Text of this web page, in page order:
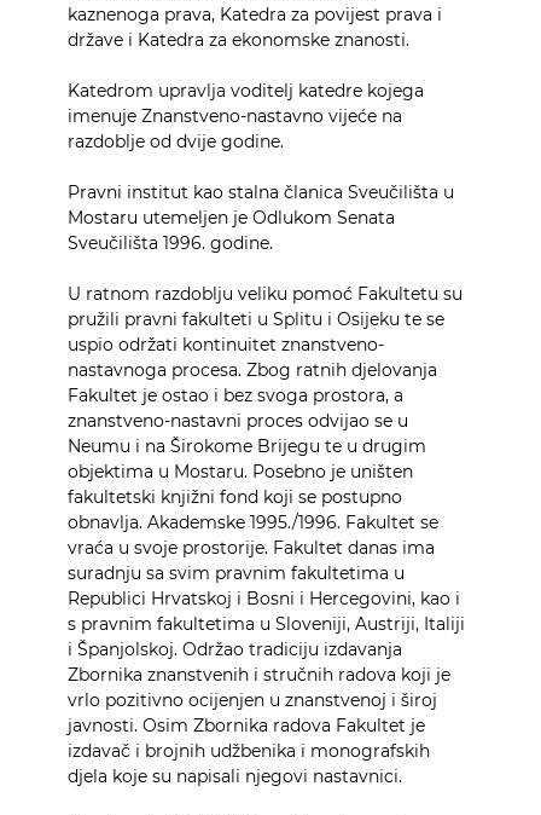
kaznenoga prava, Katedra za povijest prava i
države i Katedra za ekonomske znanosti.
Katedrom upravlja voditelj katedre kojega
imenuje Znanstveno-nastavno vijeće na
razdoblje od dvije godine.
Pravni institut kao stalna članica Sveučilišta u
Mostaru utemeljen je Odlukom Senata
Sveučilišta 1996. godine.
U ratnom razdoblju veliku pomoć Fakultetu su
pružili pravni fakulteti u Splitu i Osijeku te se
uspio održati kontinuitet znanstveno-
nastavnoga procesa. Zbog ratnih djelovanja
Fakultet je ostao i bez svoga prostora, a
znanstveno-nastavni proces odvijao se u
Neumu i na Širokome Brijegu te u drugim
objektima u Mostaru. Posebno je uništen
fakultetski knjižni fond koji se postupno
obnavlja. Akademske 1995./1996. Fakultet se
vraća u svoje prostorije. Fakultet danas ima
suradnju sa svim pravnim fakultetima u
Republici Hrvatskoj i Bosni i Hercegovini, kao i
s pravnim fakultetima u Sloveniji, Austriji, Italiji
i Španjolskoj. Održao tradiciju izdavanja
Zbornika znanstvenih i stručnih radova koji je
vrlo pozitivno ocijenjen u znanstvenoj i široj
javnosti. Osim Zbornika radova Fakultet je
izdavač i brojnih udžbenika i monografskih
djela koje su napisali njegovi nastavnici.